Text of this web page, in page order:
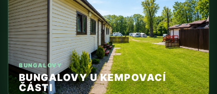
BUNGALOVY
BUNGALOVY U KEMPOVACÍ
ČÁSTI